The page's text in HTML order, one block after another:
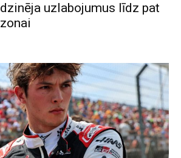
dzinēja uzlabojumus līdz pat